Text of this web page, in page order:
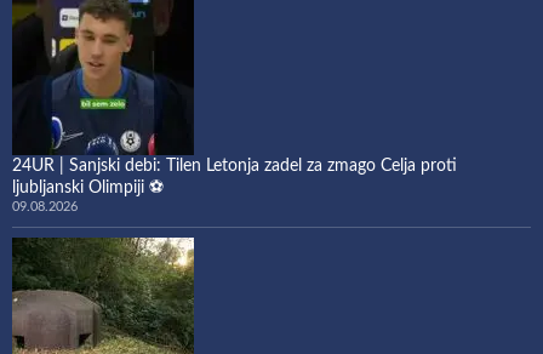
24UR | Sanjski debi: Tilen Letonja zadel za zmago Celja proti
ljubljanski Olimpiji ⚽
09.08.2026